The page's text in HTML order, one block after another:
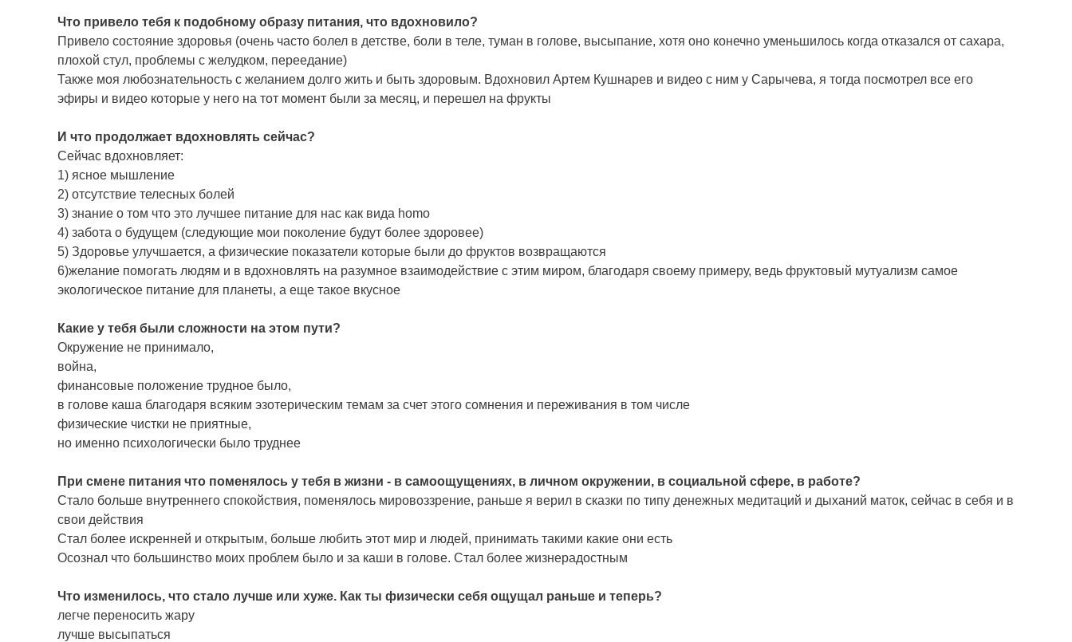
Что привело тебя к подобному образу питания, что вдохновило?
Привело состояние здоровья (очень часто болел в детстве, боли в теле, туман в голове, высыпание, хотя оно конечно уменьшилось когда отказался от сахара,
плохой стул, проблемы с желудком, переедание)
Также моя любознательность с желанием долго жить и быть здоровым. Вдохновил Артем Кушнарев и видео с ним у Сарычева, я тогда посмотрел все его
эфиры и видео которые у него на тот момент были за месяц, и перешел на фрукты
И что продолжает вдохновлять сейчас?
Сейчас вдохновляет:
1) ясное мышление
2) отсутствие телесных болей
3) знание о том что это лучшее питание для нас как вида homo
4) забота о будущем (следующие мои поколение будут более здоровее)
5) Здоровье улучшается, а физические показатели которые были до фруктов возвращаются
6)желание помогать людям и в вдохновлять на разумное взаимодействие с этим миром, благодаря своему примеру, ведь фруктовый мутуализм самое
экологическое питание для планеты, а еще такое вкусное
Какие у тебя были сложности на этом пути?
Окружение не принимало,
война,
финансовые положение трудное было,
в голове каша благодаря всяким эзотерическим темам за счет этого сомнения и переживания в том числе
физические чистки не приятные,
но именно психологически было труднее
При смене питания что поменялось у тебя в жизни - в самоощущениях, в личном окружении, в социальной сфере, в работе?
Стало больше внутреннего спокойствия, поменялось мировоззрение, раньше я верил в сказки по типу денежных медитаций и дыханий маток, сейчас в себя и в
свои действия
Стал более искренней и открытым, больше любить этот мир и людей, принимать такими какие они есть
Осознал что большинство моих проблем было и за каши в голове. Стал более жизнерадостным
Что изменилось, что стало лучше или хуже. Как ты физически себя ощущал раньше и теперь?
легче переносить жару
лучше высыпаться